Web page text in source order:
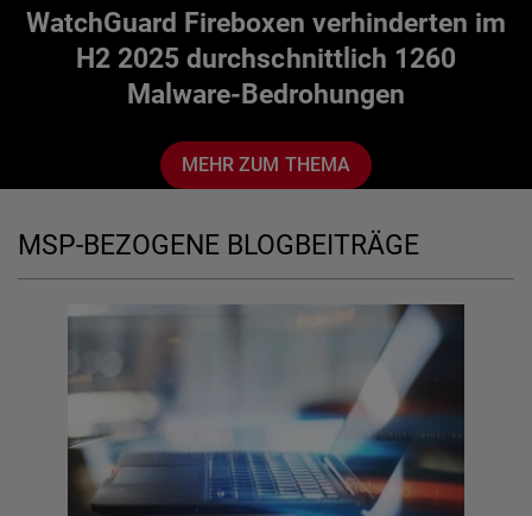
WatchGuard Fireboxen verhinderten im
H2 2025 durchschnittlich 1260
Malware-Bedrohungen
MEHR ZUM THEMA
MSP-BEZOGENE BLOGBEITRÄGE